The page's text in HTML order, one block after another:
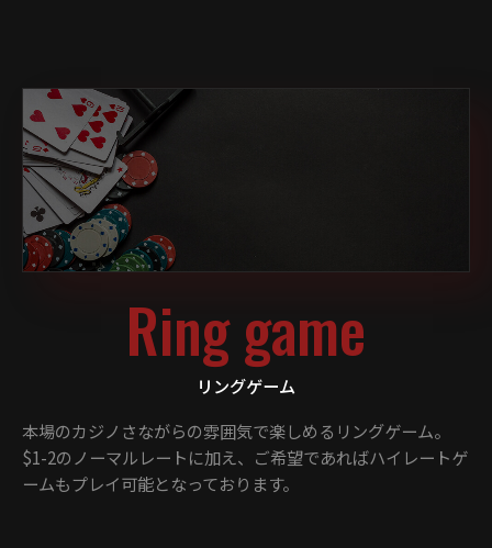
Ring game
リングゲーム
本場のカジノさながらの雰囲気で楽しめるリングゲーム。
$1-2のノーマルレートに加え、ご希望であればハイレートゲ
ームもプレイ可能となっております。